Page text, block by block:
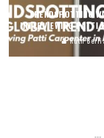
TRENDSPOTTING
INTERVIEWING
Ruth